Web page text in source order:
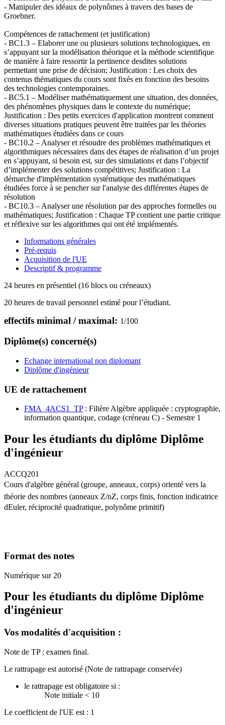
- Manipuler des idéaux de polynômes à travers des bases de
Groebner.
Compétences de rattachement (et justification)
- BC1.3 – Elaborer une ou plusieurs solutions technologiques, en
s’appuyant sur la modélisation théorique et la méthode scientifique
de manière à faire ressortir la pertinence desdites solutions
permettant une prise de décision; Justification : Les choix des
contenus thématiques du cours sont fixés en fonction des besoins
des technologies contemporaines.
- BC5.1 – Modéliser mathématiquement une situation, des données,
des phénomènes physiques dans le contexte du numérique;
Justification : Des petits exercices d'application montrent comment
diverses situations pratiques peuvent être traitées par les théories
mathématiques étudiées dans ce cours
- BC10.2 – Analyser et résoudre des problèmes mathématiques et
algorithmiques nécessaires dans des étapes de réalisation d’un projet
en s’appuyant, si besoin est, sur des simulations et dans l’objectif
d’implémenter des solutions compétitives; Justification : La
démarche d'implémentation systématique des mathématiques
étudiées force à se pencher sur l'analyse des différentes étapes de
résolution
- BC10.3 – Analyser une résolution par des approches formelles ou
mathématiques; Justification : Chaque TP contient une partie critique
et réflexive sur les algorithmes qui ont été implémentés.
Informations générales
Pré-requis
Acquisition de l'UE
Descriptif & programme
24 heures en présentiel (16 blocs ou créneaux)
20 heures de travail personnel estimé pour l’étudiant.
effectifs minimal / maximal: 1/100
Diplôme(s) concerné(s)
Echange international non diplomant
Diplôme d'ingénieur
UE de rattachement
FMA_4ACS1_TP: Filière Algèbre appliquée : cryptographie,
information quantique, codage (créneau C) - Semestre 1
Pour les étudiants du diplôme Diplôme
d'ingénieur
ACCQ201
Cours d'algèbre général (groupe, anneaux, corps) orienté vers la
théorie des nombres (anneaux Z/nZ, corps finis, fonction indicatrice
dEuler, réciprocité quadratique, polynôme primitif)
Format des notes
Numérique sur 20
Pour les étudiants du diplôme Diplôme
d'ingénieur
Vos modalités d'acquisition :
Note de TP ; examen final.
Le rattrapage est autorisé (Note de rattrapage conservée)
le rattrapage est obligatoire si :
Note initiale < 10
Le coefficient de l'UE est : 1